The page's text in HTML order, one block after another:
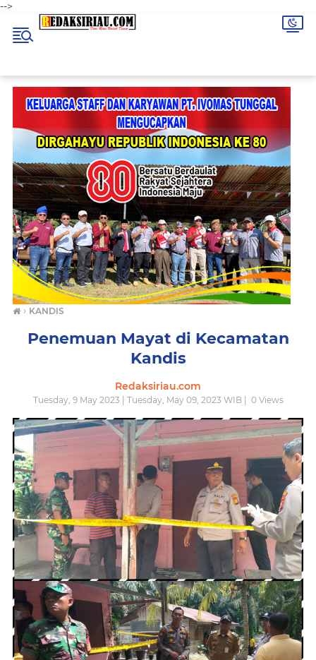
-->
› KANDIS
Penemuan Mayat di Kecamatan
Kandis
Redaksiriau.com
Tuesday, 9 May 2023 | Tuesday, May 09, 2023 WIB | 0Views